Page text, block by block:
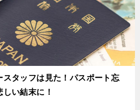
スタッフは見た！パスポート忘
い結末に！